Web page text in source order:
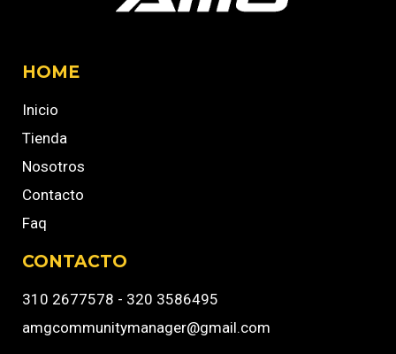
HOME
Inicio
Tienda
Nosotros
Contacto
Faq
CONTACTO
310 2677578 - 320 3586495
amgcommunitymanager@gmail.com